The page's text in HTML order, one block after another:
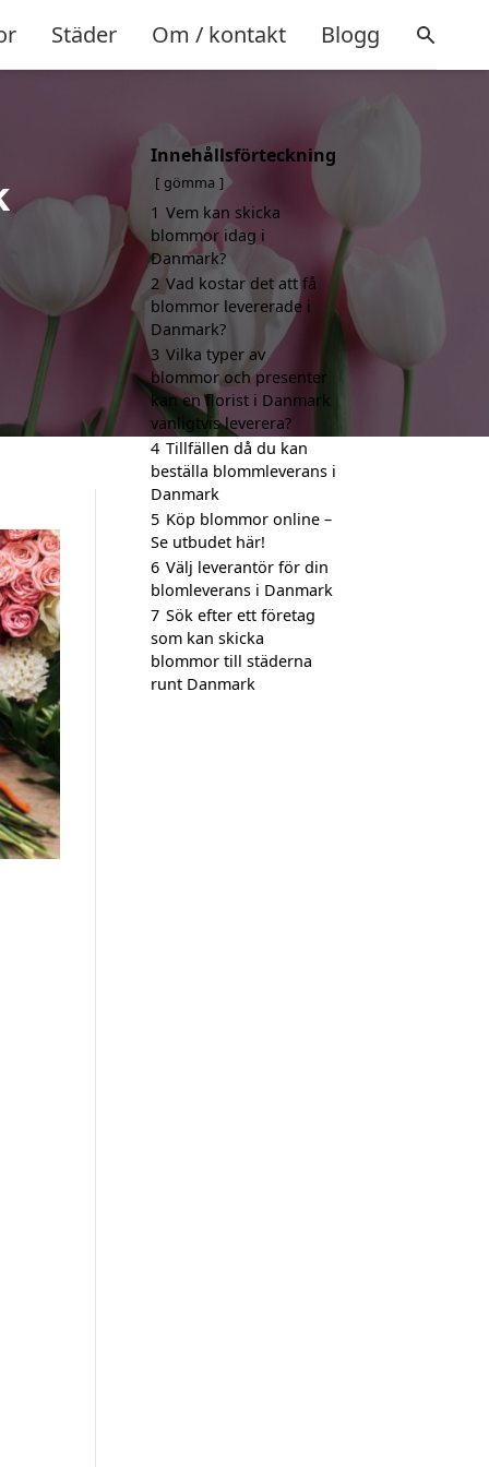
Städer Om / kontakt Blogg
Innehållsförteckning
gömma
1 Vem kan skicka
blommor idag i
Danmark?
2 Vad kostar det att få
blommor levererade i
Danmark?
3 Vilka typer av
blommor och presenter
kan en florist i Danmark
vanligtvis leverera?
4 Tillfällen då du kan
beställa blommleverans i
Danmark
5 Köp blommor online –
Se utbudet här!
6 Välj leverantör för din
blomleverans i Danmark
7 Sök efter ett företag
som kan skicka
blommor till städerna
runt Danmark